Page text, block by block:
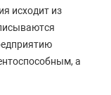
исходит из
а